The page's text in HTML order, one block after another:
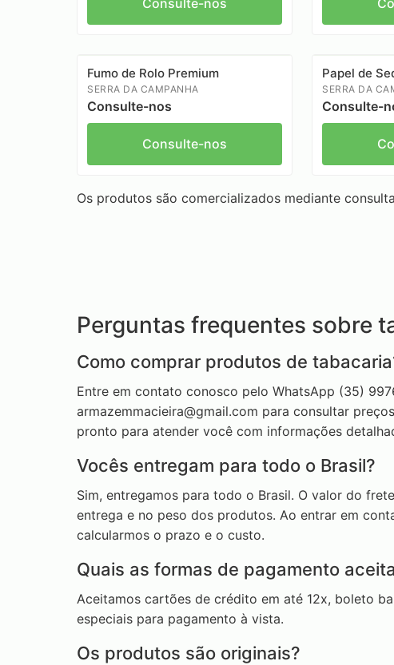
Consulte-nos
Fumo de Rolo Premium
SERRA DA CAMPANHA
Consulte-nos
Consulte-nos
Papel de
SERRA DA
Consulte-
Os produtos são comercializados mediante
Perguntas frequentes sobre
Como comprar produtos de
Entre em contato conosco pelo WhatsApp (35)
armazemmacieira@gmail.com para consultar
pronto para atender você com informações
Vocês entregam para todo o Brasil?
Sim, entregamos para todo o Brasil. O valor do
entrega e no peso dos produtos. Ao entrar em
calcularmos o prazo e o custo.
Quais as formas de pagamento
Aceitamos cartões de crédito em até 12x, boleto
especiais para pagamento à vista.
Os produtos são originais?